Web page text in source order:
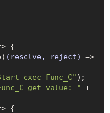
{
(resolve, reject)
=>
exec Func_C" );
get value: " +
{